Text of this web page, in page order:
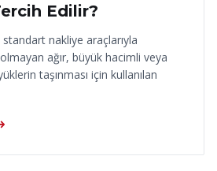
Edilir?
standart nakliye araçlarıyla
ağır, büyük hacimli veya
taşınması için kullanılan